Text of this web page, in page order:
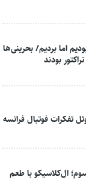
اما بردیم/ بحرینی‌ها
بودند
تفکرات فوتبال فرانسه
ال‌کلاسیکو با طعم